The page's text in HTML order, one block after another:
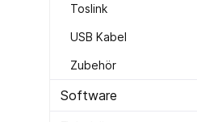
Toslink
USB Kabel
Zubehör
Software